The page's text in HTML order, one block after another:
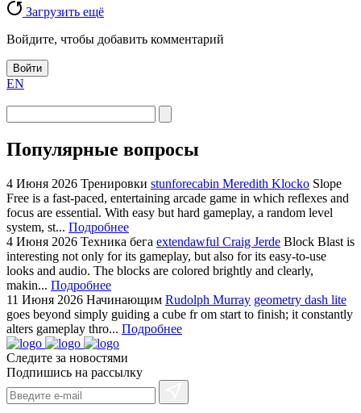
Загрузить ещё
Войдите, чтобы добавить комментарий
Войти
EN
Популярные вопросы
4 Июня 2026 Тренировки stunforecabin Meredith Klocko Slope
Free is a fast-paced, entertaining arcade game in which reflexes and
focus are essential. With easy but hard gameplay, a random level
system, st... Подробнее
4 Июня 2026 Техника бега extendawful Craig Jerde Block Blast is
interesting not only for its gameplay, but also for its easy-to-use
looks and audio. The blocks are colored brightly and clearly,
makin... Подробнее
11 Июня 2026 Начинающим Rudolph Murray geometry dash lite
goes beyond simply guiding a cube fr om start to finish; it constantly
alters gameplay thro... Подробнее
Следите за новостями
Подпишись на рассылку